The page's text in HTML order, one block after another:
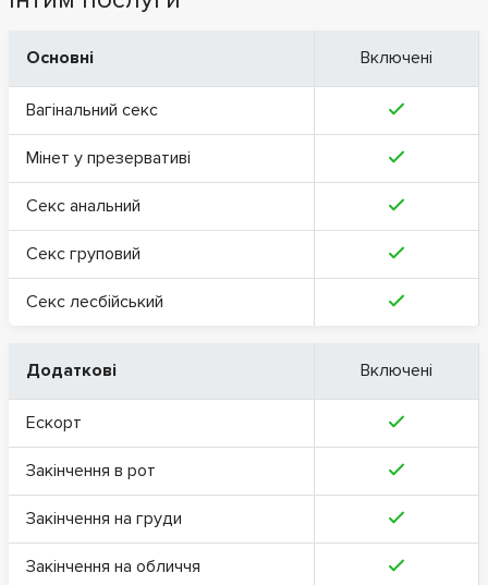
Основні Включені
Вагінальний секс
Мінет у презервативі
Секс анальний
Секс груповий
Секс лесбійський
Додаткові Включені
Ескорт
Закінчення в рот
Закінчення на груди
Закінчення на обличчя